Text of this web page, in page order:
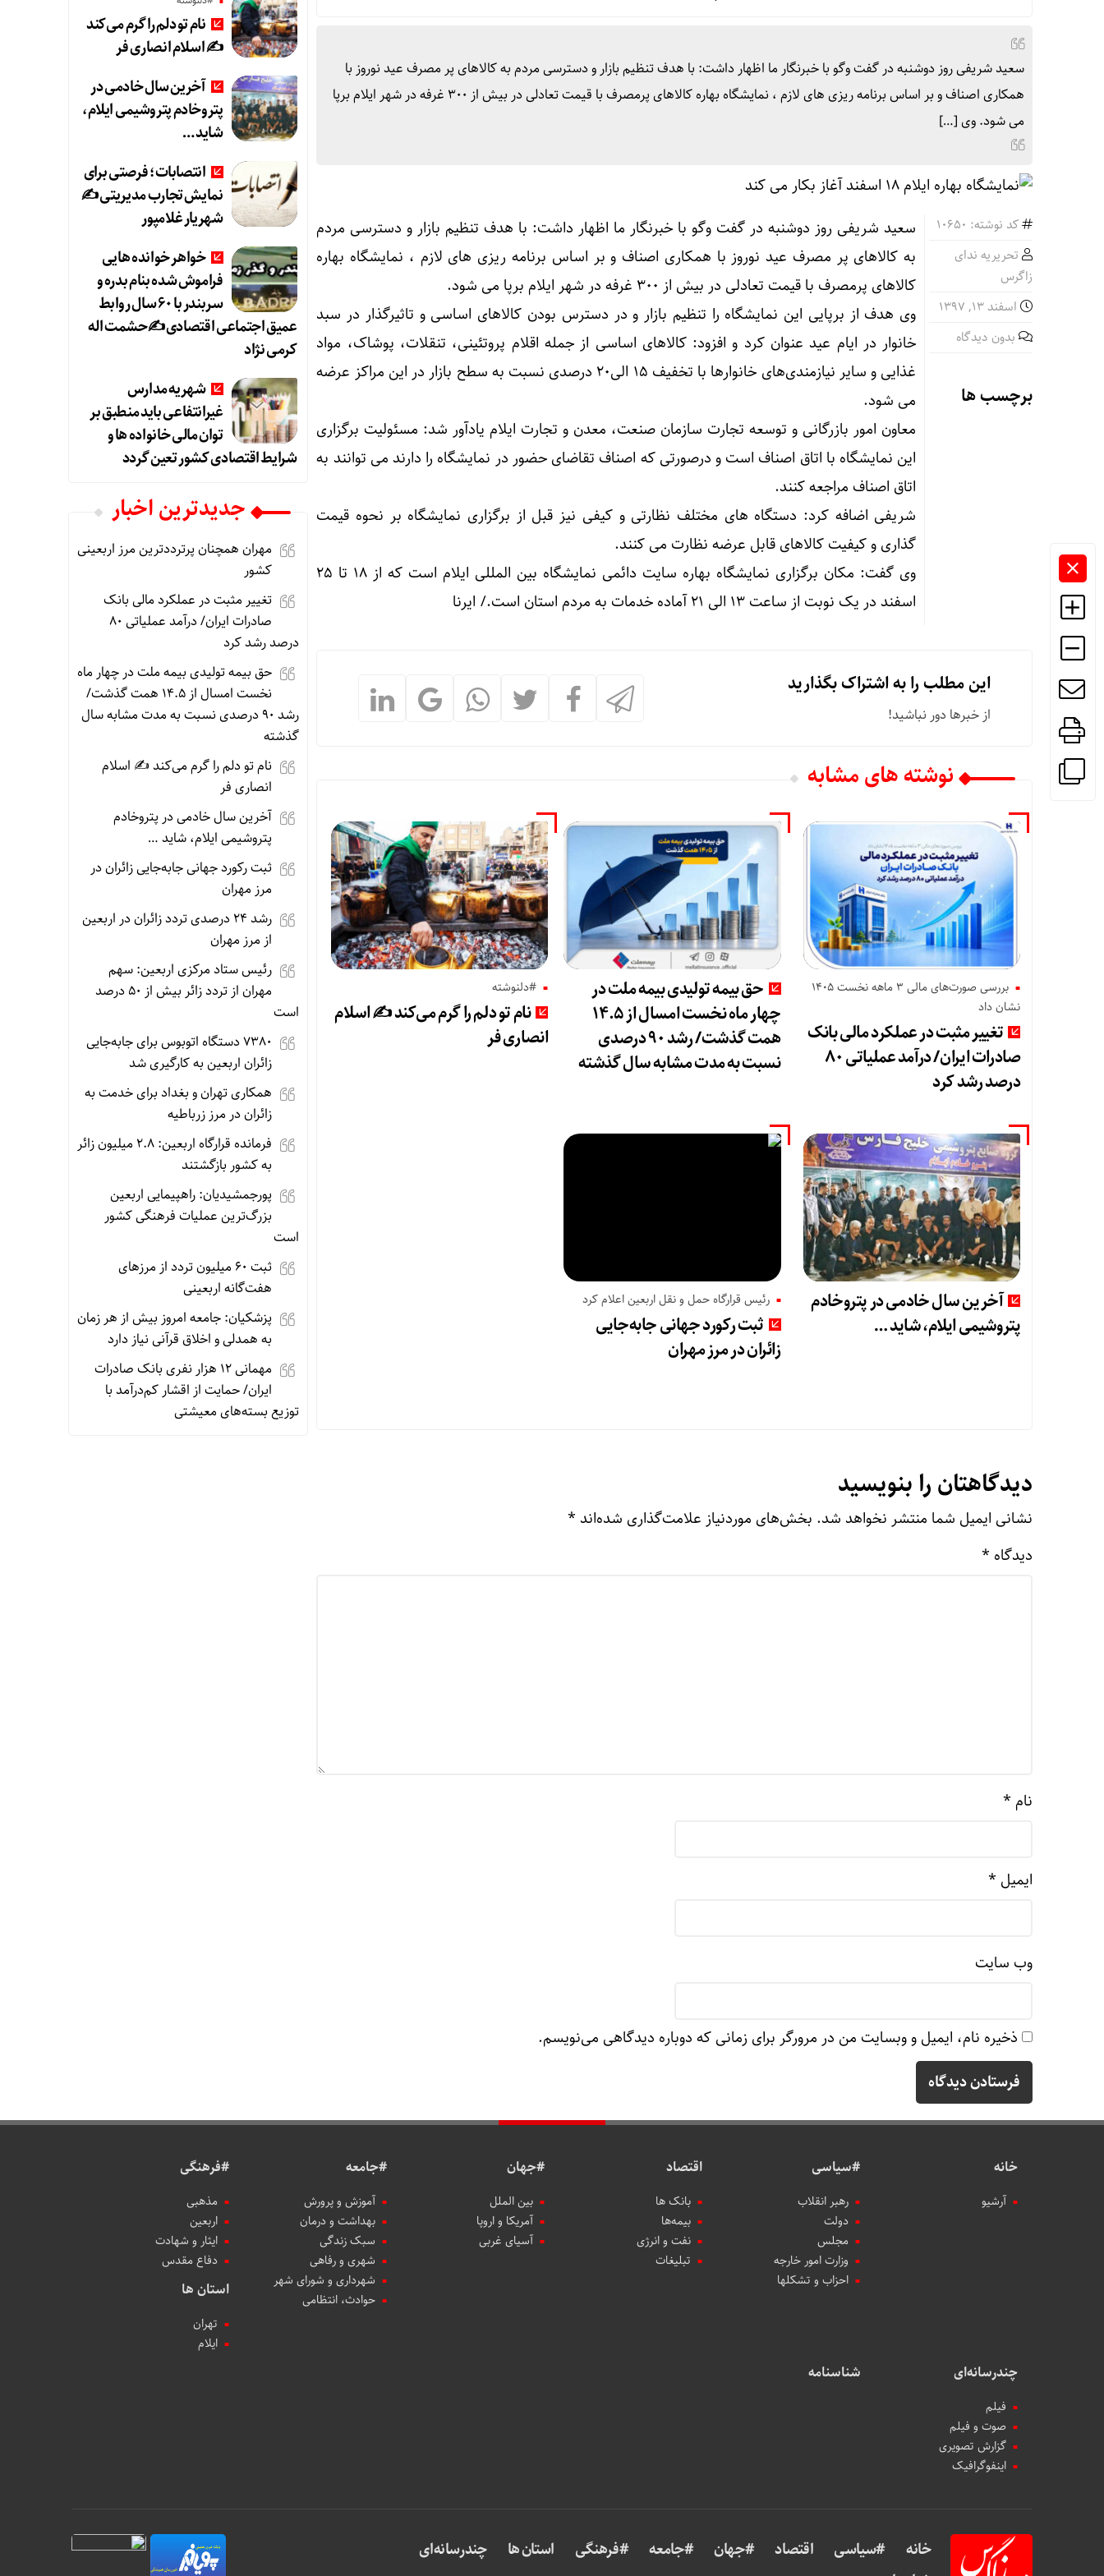
سعید شریفی روز دوشنبه در گفت وگو با خبرنگار ما اظهار داشت: با هدف تنظیم بازار و دسترسی مردم به کالاهای پر مصرف عید نوروز با
همکاری اصناف و بر اساس برنامه ریزی های لازم ، نمایشگاه بهاره کالاهای پرمصرف با قیمت تعادلی در بیش از ۳۰۰ غرفه در شهر ایلام برپا
می شود. وی […]
کد نوشته: 10650
تحریریه ندای
زاگرس
اسفند ۱۳, ۱۳۹۷
بدون دیدگاه
برچسب ها
سعید شریفی روز دوشنبه در گفت وگو با خبرنگار ما اظهار داشت: با هدف تنظیم بازار و دسترسی مردم
به کالاهای پر مصرف عید نوروز با همکاری اصناف و بر اساس برنامه ریزی های لازم ، نمایشگاه بهاره
کالاهای پرمصرف با قیمت تعادلی در بیش از ۳۰۰ غرفه در شهر ایلام برپا می شود.
وی هدف از برپایی این نمایشگاه را تنظیم بازار و در دسترس بودن کالاهای اساسی و تاثیرگذار در سبد
خانوار در ایام عید عنوان کرد و افزود: کالاهای اساسی از جمله اقلام پروتئینی، تنقلات، پوشاک، مواد
غذایی و سایر نیازمندی‌های خانوارها با تخفیف ۱۵ الی۲۰ درصدی نسبت به سطح بازار در این مراکز عرضه
می ‌شود.
معاون امور بازرگانی و توسعه تجارت سازمان صنعت، معدن و تجارت ایلام یادآور شد: مسئولیت برگزاری
این نمایشگاه با اتاق اصناف است و درصورتی که اصناف تقاضای حضور در نمایشگاه را دارند می توانند به
اتاق اصناف مراجعه کنند.
شریفی اضافه کرد: دستگاه های مختلف نظارتی و کیفی نیز قبل از برگزاری نمایشگاه بر نحوه قیمت
گذاری و کیفیت کالاهای قابل عرضه نظارت می کنند.
وی گفت: مکان برگزاری نمایشگاه بهاره سایت دائمی نمایشگاه بین المللی ایلام است که از ۱۸ تا ۲۵
اسفند در یک نوبت از ساعت ۱۳ الی ۲۱ آماده خدمات به مردم استان است./ ایرنا
این مطلب را به اشتراک بگذارید
از خبرها دور نباشید!
نوشته های مشابه
بررسی صورت‌های مالی 3 ماهه نخست 1405
نشان داد
تغییر مثبت در عملکرد مالی بانک
صادرات ایران/ درآمد عملیاتی ۸۰
درصد رشد کرد
حق بیمه تولیدی بیمه ملت در
چهار ماه نخست امسال از ۱۴.۵
همت گذشت/ رشد ۹۰ درصدی
نسبت به مدت مشابه سال گذشته
#دلنوشته
نام تو دلم را گرم می‌کند ✍️ اسلام
انصاری فر
آخرین سال خادمی در پتروخادم
پتروشیمی ایلام، شاید …
رئیس قرارگاه حمل و نقل اربعین اعلام کرد
ثبت رکورد جهانی جابه‌جایی
زائران در مرز مهران
دیدگاهتان را بنویسید
نشانی ایمیل شما منتشر نخواهد شد. بخش‌های موردنیاز علامت‌گذاری شده‌اند *
دیدگاه *
نام *
ایمیل *
وب‌ سایت
ذخیره نام، ایمیل و وبسایت من در مرورگر برای زمانی که دوباره دیدگاهی می‌نویسم.
نام تو دلم را گرم می‌کند
✍️ اسلام انصاری فر
آخرین سال خادمی در
پتروخادم پتروشیمی ایلام،
شاید …
انتصابات؛ فرصتی برای
نمایش تجارب مدیریتی ✍
شهریار غلامپور
خواهر خوانده هایی
فراموش شده بنام بدره و
سربندر با ۶۰ سال روابط
عمیق اجتماعی اقتصادی ✍حشمت اله
کرمی نژاد
شهریه مدارس
غیرانتفاعی باید منطبق بر
توان مالی خانواده ها و
شرایط اقتصادی کشور تعین گردد
جديدترين اخبار
مهران همچنان پرترددترین مرز اربعینی
کشور
تغییر مثبت در عملکرد مالی بانک
صادرات ایران/ درآمد عملیاتی ۸۰
درصد رشد کرد
حق بیمه تولیدی بیمه ملت در چهار ماه
نخست امسال از ۱۴.۵ همت گذشت/
رشد ۹۰ درصدی نسبت به مدت مشابه سال
گذشته
نام تو دلم را گرم می‌کند ✍️ اسلام
انصاری فر
آخرین سال خادمی در پتروخادم
پتروشیمی ایلام، شاید …
ثبت رکورد جهانی جابه‌جایی زائران در
مرز مهران
رشد ۲۴ درصدی تردد زائران در اربعین
از مرز مهران
رئیس ستاد مرکزی اربعین: سهم
مهران از تردد زائر بیش از ۵۰ درصد
است
۷۳۸۰ دستگاه اتوبوس برای جابه‌جایی
زائران اربعین به‌ کارگیری شد
همکاری تهران و بغداد برای خدمت به
زائران در مرز زرباطیه
فرمانده قرارگاه اربعین: ۲.۸ میلیون زائر
به کشور بازگشتند
پورجمشیدیان: راهپیمایی اربعین
بزرگ‌ترین عملیات فرهنگی کشور
است
ثبت ۶۰ میلیون تردد از مرزهای
هفت‌گانه اربعینی
پزشکیان: جامعه امروز بیش از هر زمان
به همدلی و اخلاق قرآنی نیاز دارد
مهمانی ۱۲ هزار نفری بانک صادرات
ایران/ حمایت از اقشار کم‌درآمد با
توزیع بسته‌های معیشتی
خانه
آرشیو
#سیاسی
رهبر انقلاب
دولت
مجلس
وزارت امور خارجه
احزاب و تشکلها
اقتصاد
بانک ها
بیمه‌ها
نفت و انرژی
تبلیغات
#جهان
بین الملل
آمریکا و اروپا
آسیای غربی
#جامعه
آموزش و پرورش
بهداشت و درمان
سبک زندگی
شهری و رفاهی
شهرداری و شورای شهر
حوادث، انتظامی
#فرهنگی
مذهبی
اربعین
ایثار و شهادت
دفاع مقدس
استان ها
تهران
ایلام
چندرسانه‌ای
فیلم
صوت و فیلم
گزارش تصویری
اینفوگرافیک
شناسنامه
خانه #سیاسی اقتصاد #جهان #جامعه #فرهنگی استان ها
چندرسانه‌ای